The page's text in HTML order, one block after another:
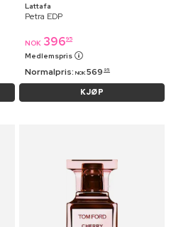
Lattafa
Petra EDP
NOK 39695
Medlemspris
Normalpris: NOK 569 95
KJØP